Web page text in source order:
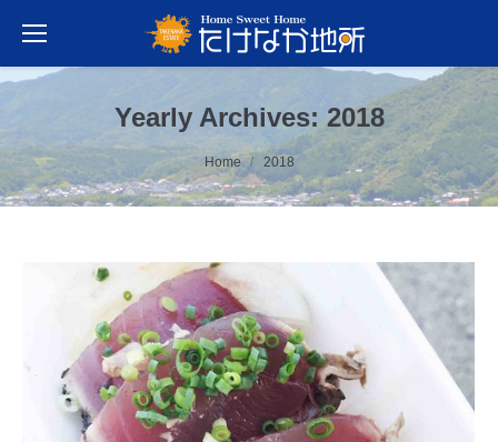
Yearly Archives:2018
You are here: Home 2018